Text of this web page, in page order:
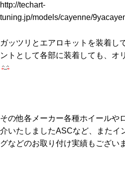
http://techart-
tuning.jp/models/cayenne/
ガッツリとエアロキットを装着し
ントとして各部に装着しても、オ
その他各メーカー各種ホイールや
介いたしましたASCなど、またイ
グなどのお取り付け実績もござい